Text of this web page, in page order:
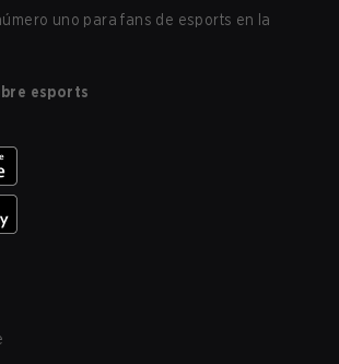
uno para fans de esports en la
esports